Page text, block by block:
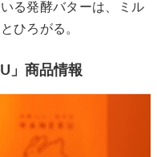
る発酵バターは、ミル
ひろがる。
」商品情報